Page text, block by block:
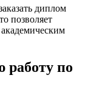
диплом
позволяет
по